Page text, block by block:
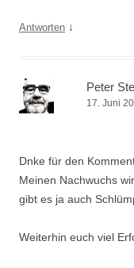
Antworten ↓
Peter
17. Juni
Dnke für den
Meinen Nachwuchs
gibt es ja auch
Weiterhin euch viel